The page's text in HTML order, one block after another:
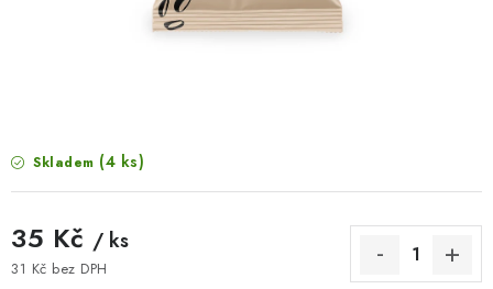
Podmínky ochrany osobních údajů
Skladem (4 ks)
35 Kč / ks
31 Kč bez DPH